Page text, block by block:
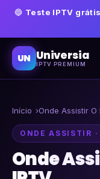
🔵 Teste IPTV
UN Universia
IPTV PREMIUM
Início Onde Assistir O
ONDE ASSISTIR
Onde